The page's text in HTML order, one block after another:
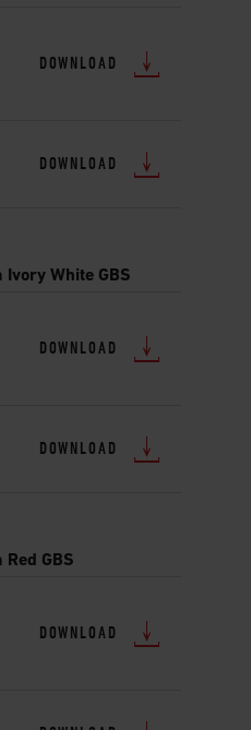
DOWNLOAD
DOWNLOAD
Ivory White GBS
DOWNLOAD
DOWNLOAD
GBS
DOWNLOAD